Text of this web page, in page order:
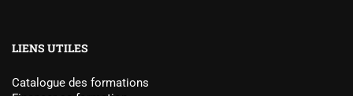
LIENS UTILES
Catalogue des formations